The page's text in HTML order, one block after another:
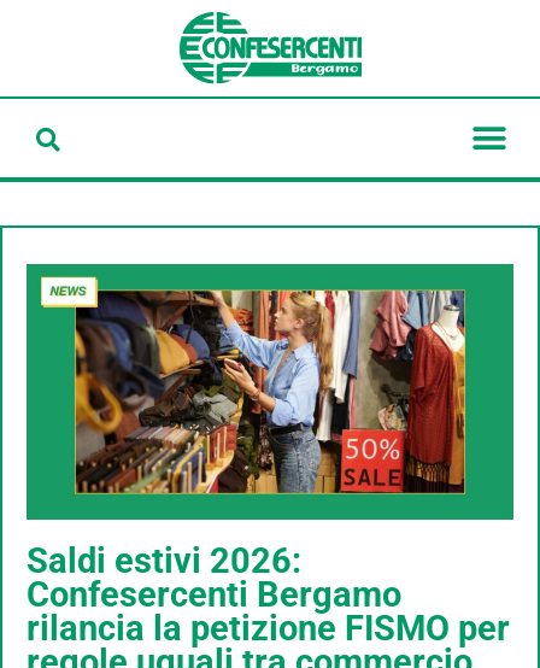
Saldi estivi 2026:
Confesercenti Bergamo
rilancia la petizione FISMO per